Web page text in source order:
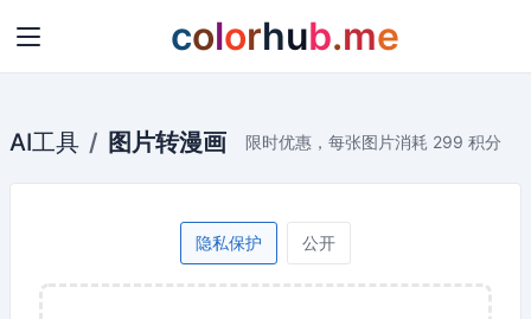
colorhub.me
AI工具 图片转漫画 限时优惠，每张图片消耗 299 积分
隐私保护 公开